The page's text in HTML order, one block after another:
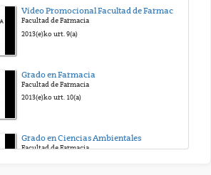
Vídeo Promocional Facultad de Farmacia
Facultad de Farmacia
2013(e)ko urt. 9(a)
Grado en Farmacia
Facultad de Farmacia
2013(e)ko urt. 10(a)
Grado en Ciencias Ambientales
Facultad de Farmacia